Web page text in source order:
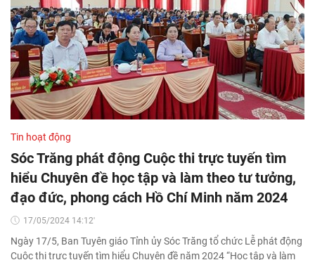
Tin hoạt động
Sóc Trăng phát động Cuộc thi trực tuyến tìm
hiểu Chuyên đề học tập và làm theo tư tưởng,
đạo đức, phong cách Hồ Chí Minh năm 2024
17/05/2024 14:12'
Ngày 17/5, Ban Tuyên giáo Tỉnh ủy Sóc Trăng tổ chức Lễ phát động
Cuộc thi trực tuyến tìm hiểu Chuyên đề năm 2024 “Học tập và làm